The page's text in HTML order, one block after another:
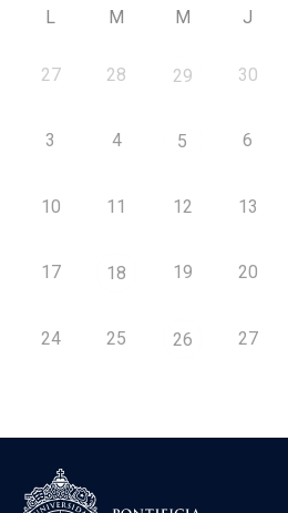
L M M J
27 28 29 30
3 4 5 6
10 11 12 13
17 18 19 20
24 25 26 27